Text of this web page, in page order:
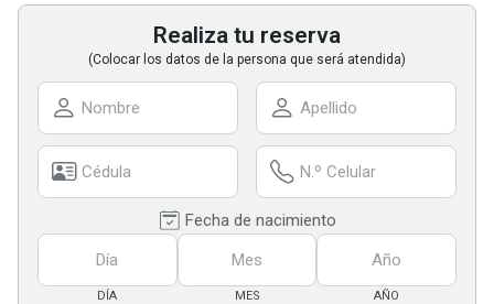
Realiza tu reserva
(Colocar los datos de la persona que será atendida)
Fecha de nacimiento
DÍA MES AÑO